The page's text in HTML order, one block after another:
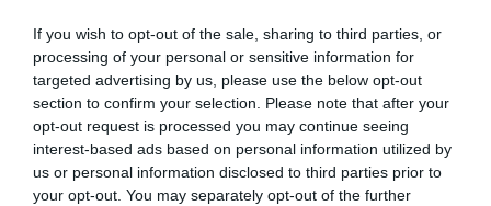
If you wish to opt-out of the sale, sharing to third parties, or
processing of your personal or sensitive information for
targeted advertising by us, please use the below opt-out
section to confirm your selection. Please note that after your
opt-out request is processed you may continue seeing
interest-based ads based on personal information utilized by
us or personal information disclosed to third parties prior to
your opt-out. You may separately opt-out of the further
Παράλληλα, παρουσιάζει πέντε θεματικές
συλλογές-προτάσεις για τους πρώτους
συνδρομητές του.Αφιέρωμα στα 80sμέσα από
ταινίες που διαδραματίζονται στην τόσο
αγαπημένη δεκαετία της ποπ κουλτούρας. New